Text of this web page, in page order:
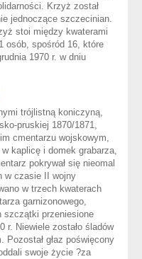
Krzyż został
jednoczące szczecinian.
stoi między kwaterami
osób, spośród 16, które
1970 r. w dniu
trójlistną koniczyną,
pruskiej 1870/1871,
cmentarzu wojskowym,
kaplicę i domek grabarza,
pokrywał się nieomal
w czasie II wojny
w trzech kwaterach
garnizonowego,
szczątki przeniesione
r. Niewiele zostało śladów
głaz poświęcony
swoje życie ?za